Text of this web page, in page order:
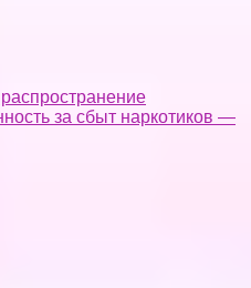
за сбыт наркотиков —